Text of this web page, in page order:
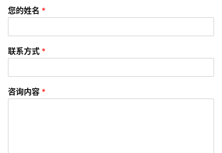
化
字
营
A
您的姓名 *
联系方式 *
咨询内容 *